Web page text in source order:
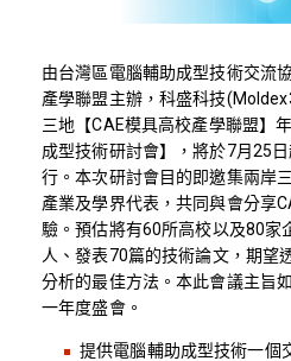
由台灣區電腦輔助成型技術交流
產學聯盟主辦，科盛科技
三地【CAE模具高校產學聯盟】
成型技術研討會】，將於7月25
行。本次研討會目的即邀集兩岸
產業及學界代表，共同與會分享
驗。預估將有60所高校以及80家
人、發表70篇的技術論文，期望
分析的最佳方法。本此會議主旨
一年度盛會。
提供電腦輔助成型技術一個